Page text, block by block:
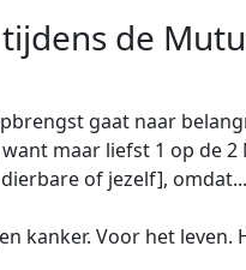
de
gaat naar
maar liefst 1 op de
of jezelf], omdat...
kanker. Voor het leven.